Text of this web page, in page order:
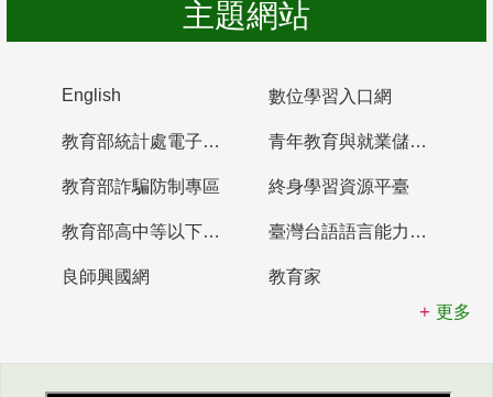
主題網站
English 數位學習入口網
教育部統計處電子書櫃 青年教育與就業儲蓄帳戶
教育部詐騙防制專區 終身學習資源平臺
教育部高中等以下學校及幼兒園教師資格檢定考試 臺灣台語語言能力認證網站
良師興國網
教育家
更多